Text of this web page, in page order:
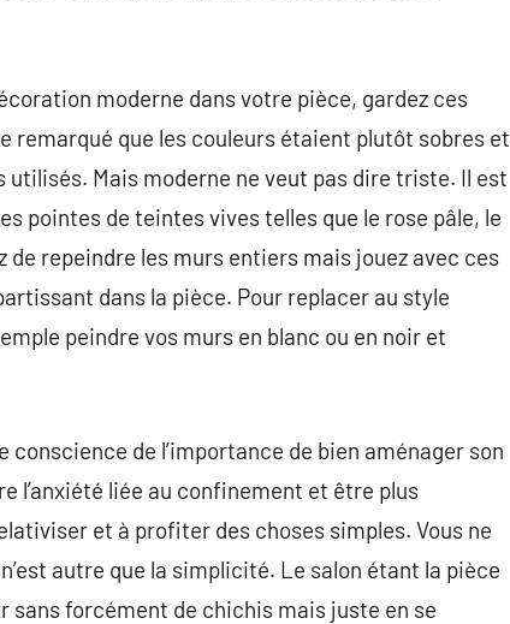
moderne dans votre pièce, gardez ces
remarqué que les couleurs étaient plutôt sobres et
Mais moderne ne veut pas dire triste. Il est
pointes de teintes vives telles que le rose pâle, le
repeindre les murs entiers mais jouez avec ces
dans la pièce. Pour replacer au style
peindre vos murs en blanc ou en noir et
conscience de l’importance de bien aménager son
l’anxiété liée au confinement et être plus
et à profiter des choses simples. Vous ne
autre que la simplicité. Le salon étant la pièce
forcément de chichis mais juste en se